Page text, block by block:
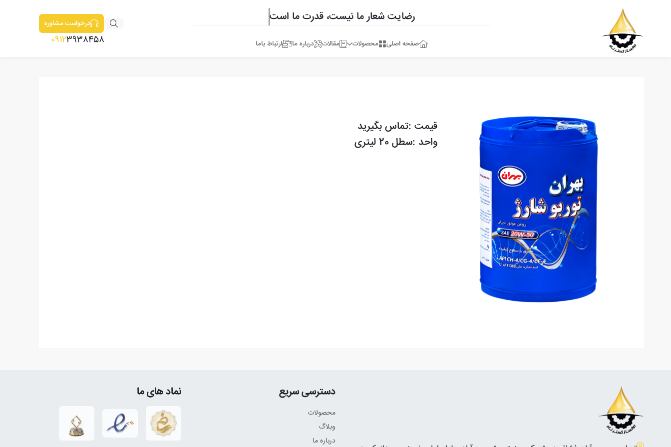
رضایت شعار ما نیست، قدرت ما است
صفحه اصلی محصولات مقالات درباره ما ارتباط باما
درخواست مشاوره
09123938458
قیمت :تماس بگیرید
واحد :سطل 20 لیتری
دسترسی سریع
محصولات
وبلاگ
درباره ما
نماد های ما